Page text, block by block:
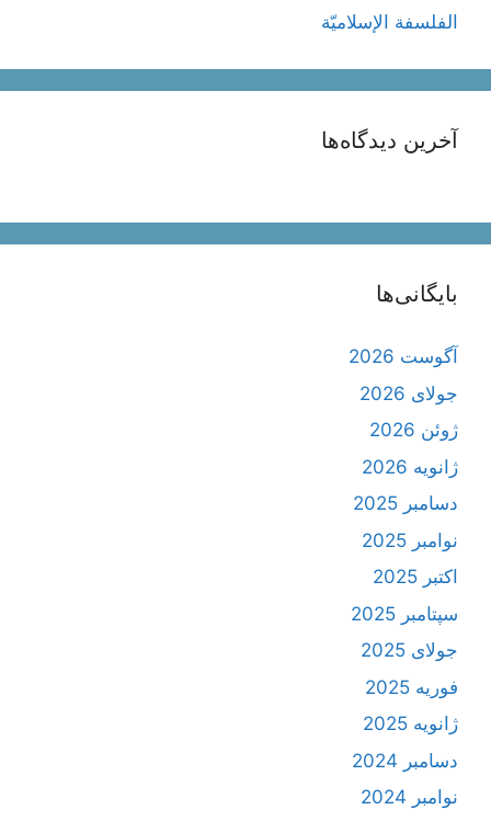
الفلسفة الإسلاميّة
آخرین دیدگاه‌ها
بایگانی‌ها
آگوست 2026
جولای 2026
ژوئن 2026
ژانویه 2026
دسامبر 2025
نوامبر 2025
اکتبر 2025
سپتامبر 2025
جولای 2025
فوریه 2025
ژانویه 2025
دسامبر 2024
نوامبر 2024